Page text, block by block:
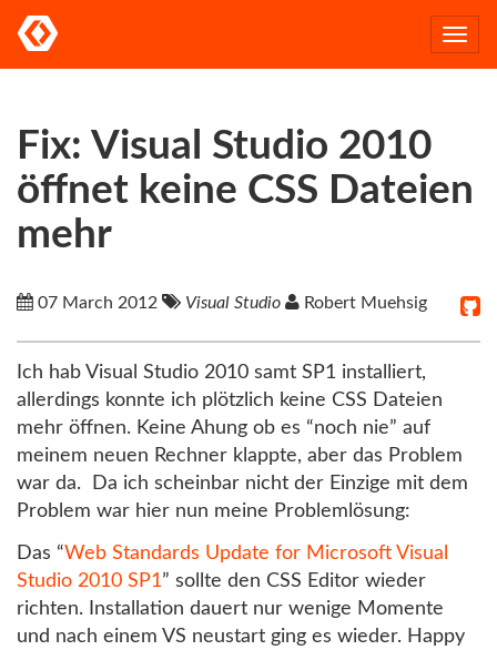
Fix: Visual Studio 2010
öffnet keine CSS Dateien
mehr
07 March 2012 Visual Studio Robert Muehsig
Ich hab Visual Studio 2010 samt SP1 installiert,
allerdings konnte ich plötzlich keine CSS Dateien
mehr öffnen. Keine Ahung ob es “noch nie” auf
meinem neuen Rechner klappte, aber das Problem
war da. Da ich scheinbar nicht der Einzige mit dem
Problem war hier nun meine Problemlösung:
Das “Web Standards Update for Microsoft Visual
Studio 2010 SP1” sollte den CSS Editor wieder
richten. Installation dauert nur wenige Momente
und nach einem VS neustart ging es wieder. Happy